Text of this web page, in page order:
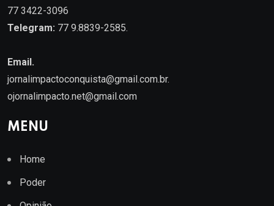
77 3422-3096
Telegram: 77 9.8839-2585.
Email.
jornalimpactoconquista@gmail.com.br.
ojornalimpacto.net@gmail.com
MENU
Home
Poder